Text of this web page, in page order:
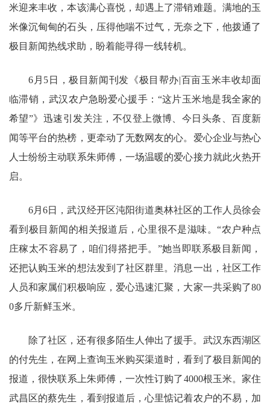
米迎来丰收，本该满心喜悦，却遇上了滞销难题。满地的玉
米像沉甸甸的石头，压得他喘不过气，无奈之下，他拨通了
极目新闻热线求助，盼着能寻得一线转机。
6月5日，极目新闻刊发《极目帮办|百亩玉米丰收却面
临滞销，武汉农户急盼爱心援手：“这片玉米地是我全家的
希望”》迅速引发关注，不仅登上微博、今日头条、百度新
闻等平台的热榜，更牵动了无数网友的心。爱心企业与热心
人士纷纷主动联系朱师傅，一场温暖的爱心接力就此火热开
启。
6月6日，武汉经开区沌阳街道奥林社区的工作人员徐会
看到极目新闻的相关报道后，心里很不是滋味。“农户种点
庄稼太不容易了，咱们得搭把手。”她当即联系极目新闻，
还把认购玉米的想法发到了社区群里。消息一出，社区工作
人员和家属们积极响应，爱心迅速汇聚，大家一共采购了80
0多斤新鲜玉米。
除了社区，还有很多陌生人伸出了援手。武汉东西湖区
的付先生，在网上查询玉米购买渠道时，看到了极目新闻的
报道，很快联系上朱师傅，一次性订购了4000根玉米。家住
武昌区的蔡先生，看到报道后，心里惦记着农户的不易，加